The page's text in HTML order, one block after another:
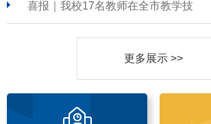
喜报｜我校17名教师在全市教学技
更多展示 >>